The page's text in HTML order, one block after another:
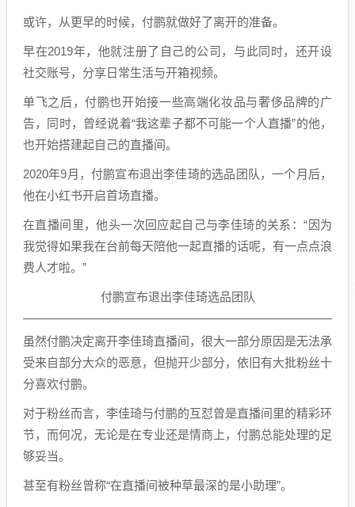
或许，从更早的时候，付鹏就做好了离开的准备。
早在2019年，他就注册了自己的公司，与此同时，还开设
社交账号，分享日常生活与开箱视频。
单飞之后，付鹏也开始接一些高端化妆品与奢侈品牌的广
告，同时，曾经说着“我这辈子都不可能一个人直播”的他，
也开始搭建起自己的直播间。
2020年9月，付鹏宣布退出李佳琦的选品团队，一个月后，
他在小红书开启首场直播。
在直播间里，他头一次回应起自己与李佳琦的关系：“因为
我觉得如果我在台前每天陪他一起直播的话呢，有一点点浪
费人才啦。”
付鹏宣布退出李佳琦选品团队
虽然付鹏决定离开李佳琦直播间，很大一部分原因是无法承
受来自部分大众的恶意，但抛开少部分，依旧有大批粉丝十
分喜欢付鹏。
对于粉丝而言，李佳琦与付鹏的互怼曾是直播间里的精彩环
节，而何况，无论是在专业还是情商上，付鹏总能处理的足
够妥当。
甚至有粉丝曾称“在直播间被种草最深的是小助理”。